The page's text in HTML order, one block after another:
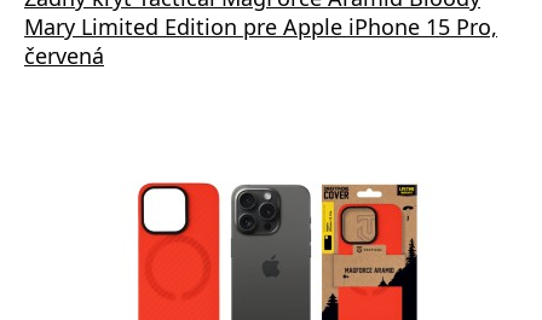
Mary Limited Edition pre Apple iPhone 15 Pro,
červená